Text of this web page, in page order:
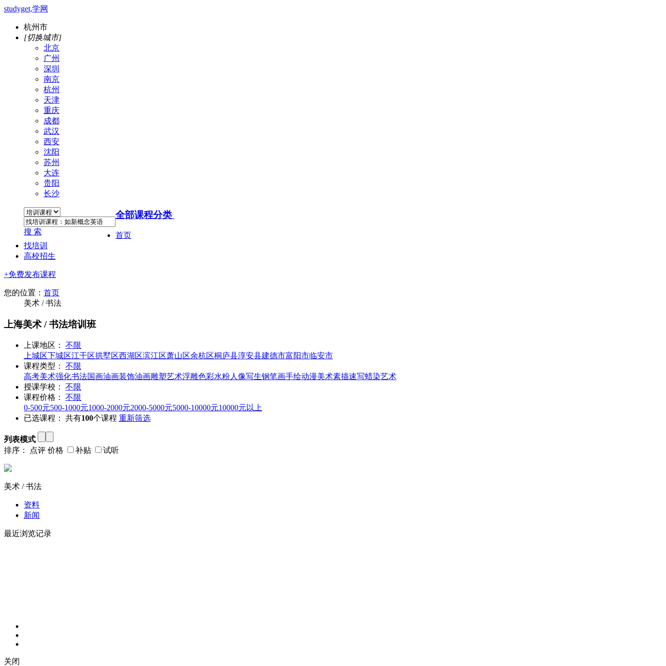
studyget,学网
杭州市
[切换城市]
北京
广州
深圳
南京
杭州
天津
重庆
成都
武汉
西安
沈阳
苏州
大连
贵阳
长沙
搜 索
全部课程分类
首页
找培训
高校招生
+免费发布课程
您的位置： 首页
美术 / 书法
上海美术 / 书法培训班
上课地区：
不限
上城区下城区江干区拱墅区西湖区滨江区萧山区余杭区桐庐县淳安县建德市富阳市临安市
课程类型：
不限
高考美术强化书法国画油画装饰油画雕塑艺术浮雕色彩水粉人像写生钢笔画手绘动漫美术素描速写蜡染艺术
授课学校：
不限
课程价格：
不限
0-500元500-1000元1000-2000元2000-5000元5000-10000元10000元以上
已选课程：
共有100个课程 重新筛选
列表模式
排序：
点评 价格 补贴 试听
美术 / 书法
资料
新闻
最近浏览记录
关闭